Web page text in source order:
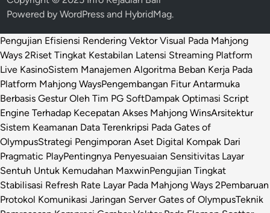
Powered byWordPress and HybridMag.
Pengujian Efisiensi Rendering Vektor Visual Pada Mahjong
Ways 2Riset Tingkat Kestabilan Latensi Streaming Platform
Live KasinoSistem Manajemen Algoritma Beban Kerja Pada
Platform Mahjong WaysPengembangan Fitur Antarmuka
Berbasis Gestur Oleh Tim PG SoftDampak Optimasi Script
Engine Terhadap Kecepatan Akses Mahjong WinsArsitektur
Sistem Keamanan Data Terenkripsi Pada Gates of
OlympusStrategi Pengimporan Aset Digital Kompak Dari
Pragmatic PlayPentingnya Penyesuaian Sensitivitas Layar
Sentuh Untuk Kemudahan MaxwinPengujian Tingkat
Stabilisasi Refresh Rate Layar Pada Mahjong Ways 2Pembaruan
Protokol Komunikasi Jaringan Server Gates of OlympusTeknik